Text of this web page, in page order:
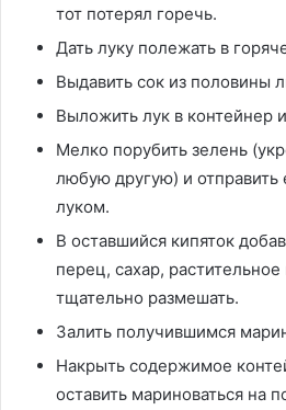
тот потерял горечь.
Дать луку полежать в
Выдавить сок из половины
Выложить лук в контейнер
Мелко порубить зелень
любую другую) и отправить
луком.
В оставшийся кипяток
перец, сахар,
тщательно размешать.
Залить получившимся
Накрыть содержимое
оставить мариноваться на